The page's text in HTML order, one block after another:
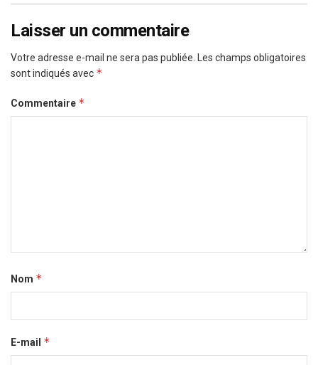
Laisser un commentaire
Votre adresse e-mail ne sera pas publiée. Les champs obligatoires
sont indiqués avec *
Commentaire *
Nom *
E-mail *